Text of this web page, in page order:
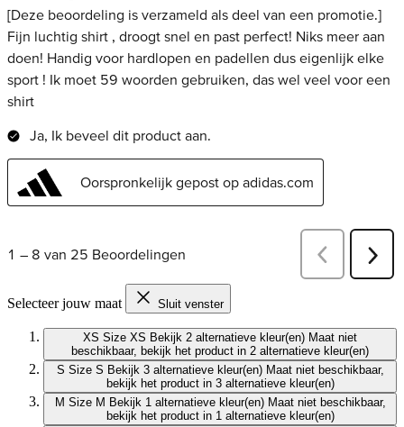
Selecteer jouw maat Sluit venster
XS Size XS Bekijk 2 alternatieve kleur(en) Maat niet
beschikbaar, bekijk het product in 2 alternatieve kleur(en)
S Size S Bekijk 3 alternatieve kleur(en) Maat niet beschikbaar,
bekijk het product in 3 alternatieve kleur(en)
M Size M Bekijk 1 alternatieve kleur(en) Maat niet beschikbaar,
bekijk het product in 1 alternatieve kleur(en)